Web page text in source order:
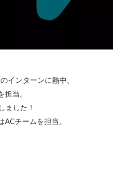
インターンに熱中。
当。
ました！
チームを担当。